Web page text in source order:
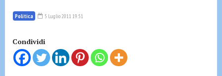
g
t
o
Politica 5 Luglio 2011 19:51
Condividi